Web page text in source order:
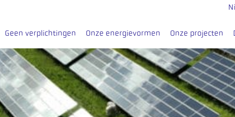
Geen verplichtingen Onze energievormen Onze projecten